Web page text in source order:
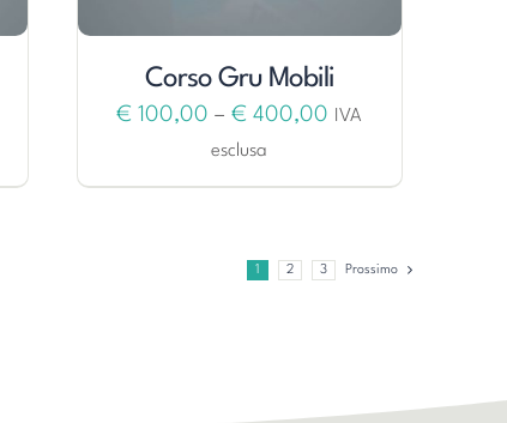
Corso Gru Mobili
€ 100,00 –€ 400,00
IVA
esclusa
1 2 3 Prossimo